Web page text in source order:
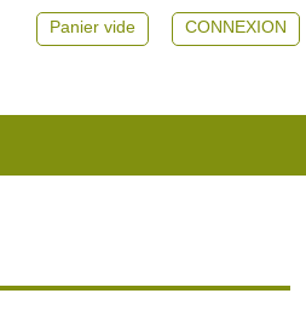
CONNEXION
Panier vide